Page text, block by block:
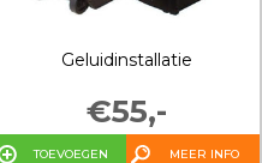
Geluidinstallatie
€55,-
TOEVOEGEN MEER INFO